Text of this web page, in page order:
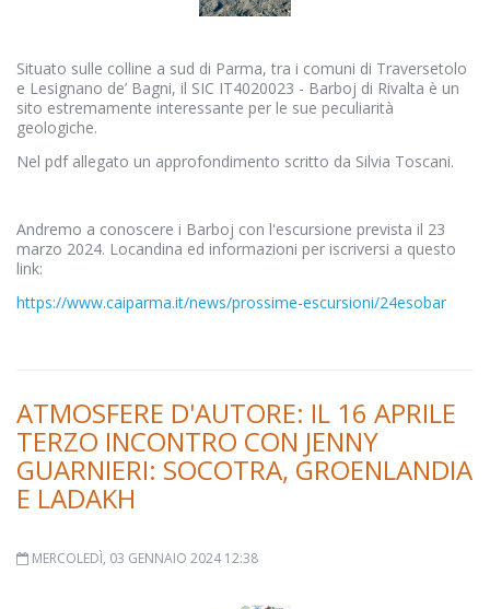
Situato sulle colline a sud di Parma, tra i comuni di Traversetolo
e Lesignano de’ Bagni, il SIC IT4020023 - Barboj di Rivalta è un
sito estremamente interessante per le sue peculiarità
geologiche.
Nel pdf allegato un approfondimento scritto da Silvia Toscani.
Andremo a conoscere i Barboj con l'escursione prevista il 23
marzo 2024. Locandina ed informazioni per iscriversi a questo
link:
https://www.caiparma.it/news/prossime-escursioni/24esobar
ATMOSFERE D'AUTORE: IL 16 APRILE
TERZO INCONTRO CON JENNY
GUARNIERI: SOCOTRA, GROENLANDIA
E LADAKH
MERCOLEDÌ, 03 GENNAIO 2024 12:38